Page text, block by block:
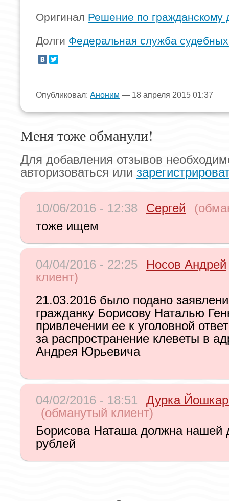
Оригинал Решение по гражданскому
Долги Федеральная служба
Опубликовал: Аноним — 18 апреля 2015 01:37
Меня тоже обманули!
Для добавления отзывов
авторизоваться или
10/06/2016 - 12:38 Сергей
тоже ищем
04/04/2016 - 22:25
Носов Андрей
клиент)
21.03.2016 было подано
гражданку Борисову Наталью
привлечении ее к уголовной
за распространение клеветы в
Андрея Юрьевича
04/02/2016 - 18:51
Дурка
(обманутый клиент)
Борисова Наташа должна нашей
рублей